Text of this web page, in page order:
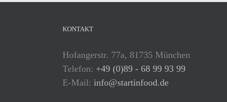
KONTAKT
Hofangerstr. 77a, 81735 München
Telefon: +49 (0)89 - 68 99 93 99
E-Mail: info@startinfood.de